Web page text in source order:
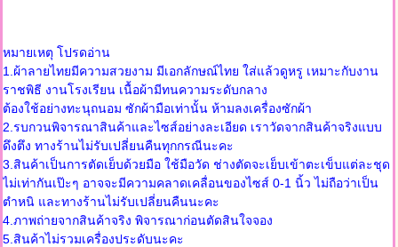
หมายเหตุ โปรดอ่าน
1.ผ้าลายไทยมีความสวยงาม มีเอกลักษณ์ไทย ใส่แล้วดูหรู เหมาะกับงาน
ราชพิธี งานโรงเรียน เนื้อผ้ามีทนความระดับกลาง
ต้องใช้อย่างทะนุถนอม ซักผ้ามือเท่านั้น ห้ามลงเครื่องซักผ้า
2.รบกวนพิจารณาสินค้าและไซส์อย่างละเอียด เราวัดจากสินค้าจริงแบบ
ดึงตึง ทางร้านไม่รับเปลี่ยนคืนทุกกรณีนะคะ
3.สินค้าเป็นการตัดเย็บด้วยมือ ใช้มือวัด ช่างตัดจะเย็บเข้าตะเข็บแต่ละชุด
ไม่เท่ากันเป๊ะๆ อาจจะมีความคลาดเคลื่อนของไซส์ 0-1 นิ้ว ไม่ถือว่าเป็น
ตำหนิ และทางร้านไม่รับเปลี่ยนคืนนะคะ
4.ภาพถ่ายจากสินค้าจริง พิจารณาก่อนตัดสินใจจอง
5.สินค้าไม่รวมเครื่องประดับนะคะ